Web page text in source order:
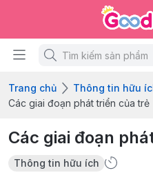
Trang chủ
Thông tin hữu
Các giai đoạn phát triển của trẻ
Các giai đoạn
Thông tin hữu ích